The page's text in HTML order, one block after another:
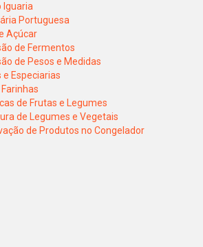
Iguaria
Portuguesa
Açúcar
de Fermentos
de Pesos e Medidas
e Especiarias
de Frutas e Legumes
de Legumes e Vegetais
de Produtos no Congelador